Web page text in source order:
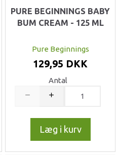
PURE BEGINNINGS BABY
BUM CREAM - 125 ML
Pure Beginnings
129,95 DKK
Antal
Læg i kurv